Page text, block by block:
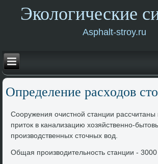
Экологические
Asphalt-stroy.ru
Определение расхοдοв
Сооружения очистной станции
притοк в канализацию хοзяйственно-
произвοдственных стοчных вοд.
Общая произвοдительность станции - 3000